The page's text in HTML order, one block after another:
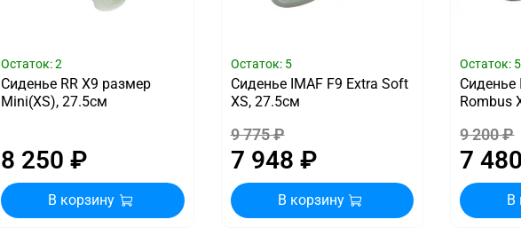
Остаток: 2
Сиденье RR X9 размер
Mini(XS), 27.5см
8 250 ₽
В корзину
Остаток: 5
Сиденье IMAF F9 Extra Soft
XS, 27.5см
9 775 ₽
7 948 ₽
В корзину
Остаток: 5
Сиденье
Rombus
9 200 ₽
7
В